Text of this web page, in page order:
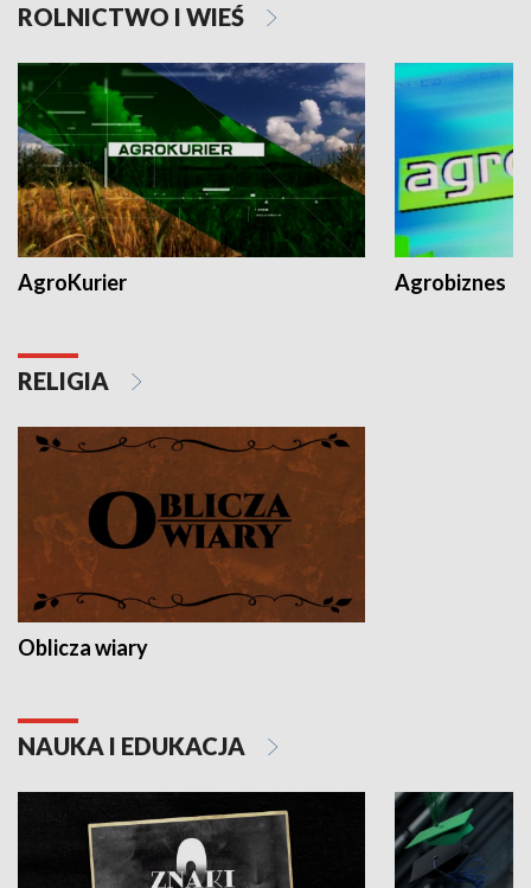
ROLNICTWO I WIEŚ
AgroKurier Agrobiznes
RELIGIA
Oblicza wiary
NAUKA I EDUKACJA